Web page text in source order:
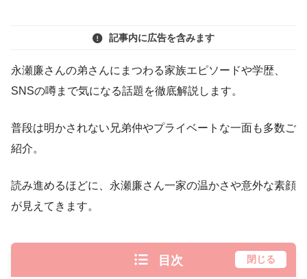
記事内に広告を含みます
永瀬廉さんの弟さんにまつわる家族エピソードや学歴、
SNSの噂まで気になる話題を徹底解説します。
普段は明かされない兄弟仲やプライベートな一面も多数ご
紹介。
読み進めるほどに、永瀬廉さん一家の温かさや意外な素顔
が見えてきます。
目次 閉じる